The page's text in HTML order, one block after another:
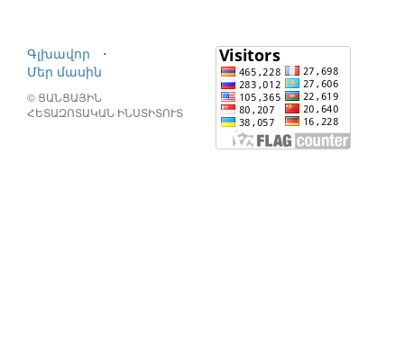
Գլխավոր
⋅
Մեր մասին
© ՑԱՆՑԱՅԻՆ
ՀԵՏԱԶՈՏԱԿԱՆ ԻՆՍՏԻՏՈՒՏ